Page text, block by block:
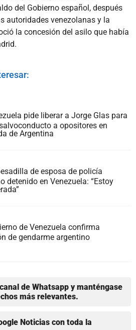
del Gobierno español, después
autoridades venezolanas y la
la concesión del asilo que había
pide liberar a Jorge Glas para
a opositores en
de Argentina
de esposa de policía
detenido en Venezuela: “Estoy
de Venezuela confirma
de gendarme argentino
de Whatsapp y manténgase
más relevantes.
Noticias con toda la